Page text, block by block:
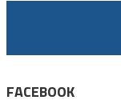
FACEBOOK